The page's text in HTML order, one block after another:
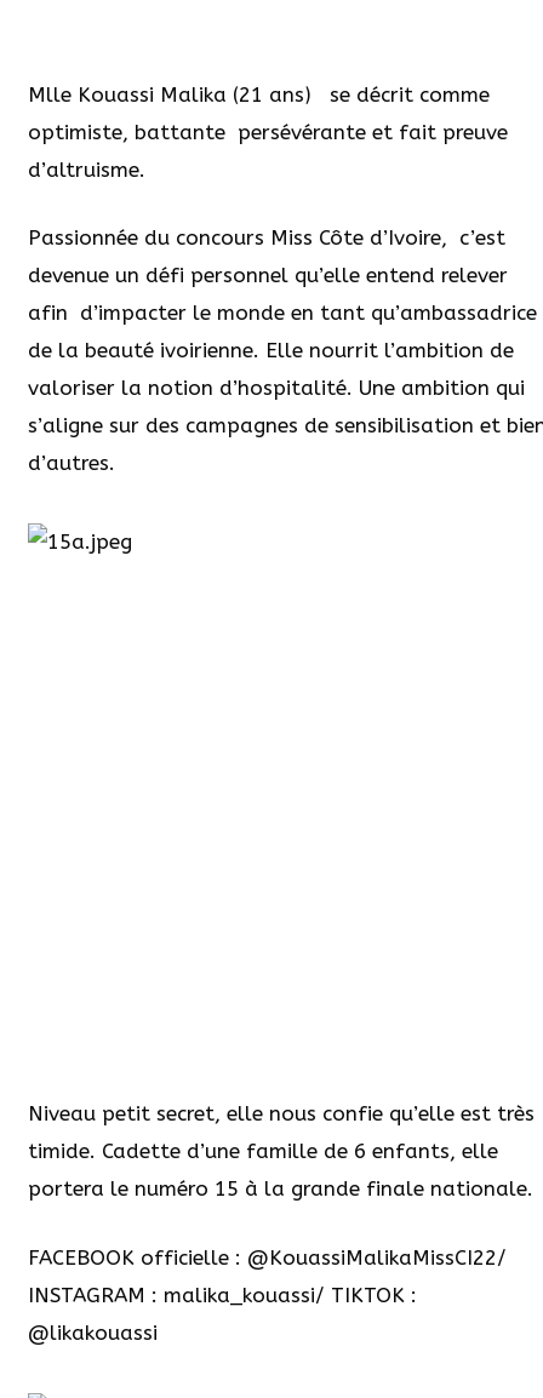
Mlle Kouassi Malika (21 ans)
se décrit comme
optimiste, battante persévérante et fait preuve
d’altruisme.
Passionnée du concours Miss Côte d’Ivoire, c’est
devenue un défi personnel qu’elle entend relever
afin d’impacter le monde en tant qu’ambassadrice
de la beauté ivoirienne. Elle nourrit l’ambition de
valoriser la notion d’hospitalité. Une ambition qui
s’aligne sur des campagnes de sensibilisation et
d’autres.
Niveau petit secret, elle nous confie qu’elle est très
timide. Cadette d’une famille de 6 enfants, elle
portera le numéro 15 à la grande finale nationale.
FACEBOOK officielle : @KouassiMalikaMissCI22/
INSTAGRAM : malika_kouassi/ TIKTOK :
@likakouassi